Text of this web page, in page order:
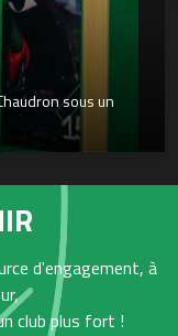
sous un
d'engagement, à
club plus fort !